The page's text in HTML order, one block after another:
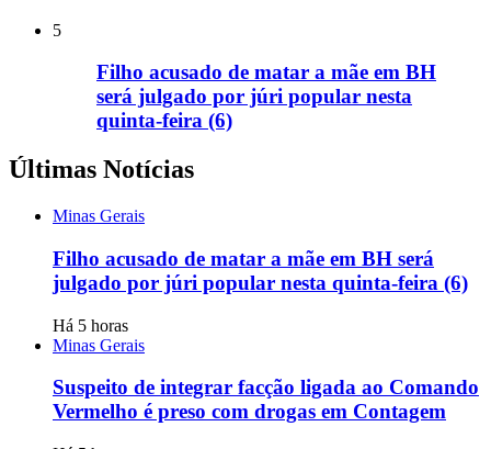
5
Filho acusado de matar a mãe em BH
será julgado por júri popular nesta
quinta-feira (6)
Últimas Notícias
Minas Gerais
Filho acusado de matar a mãe em BH será
julgado por júri popular nesta quinta-feira (6)
Há 5 horas
Minas Gerais
Suspeito de integrar facção ligada ao Comando
Vermelho é preso com drogas em Contagem